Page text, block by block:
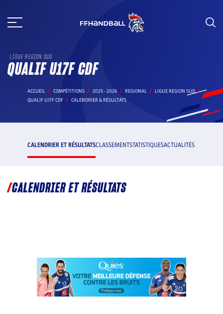
au
LIGUE REGION SUD
QUALIF U17F CDF
ACCUEIL COMPÉTITIONS 2025 - 2026 REGIONAL
LIGUE REGION SUD
QUALIF U17F CDF
CALENDRIER & RÉSULTATS
CALENDRIER ET RÉSULTATSCLASSEMENTSTATISTIQUESACTUALITÉS
CALENDRIER ET RÉSULTATS